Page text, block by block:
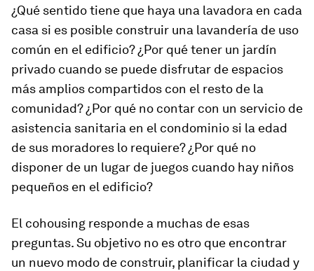
¿Qué sentido tiene que haya una lavadora en cada
casa si es posible construir una lavandería de uso
común en el edificio? ¿Por qué tener un jardín
privado cuando se puede disfrutar de espacios
más amplios compartidos con el resto de la
comunidad? ¿Por qué no contar con un servicio de
asistencia sanitaria en el condominio si la edad
de sus moradores lo requiere? ¿Por qué no
disponer de un lugar de juegos cuando hay niños
pequeños en el edificio?
El cohousing responde a muchas de esas
preguntas. Su objetivo no es otro que encontrar
un nuevo modo de construir, planificar la ciudad y